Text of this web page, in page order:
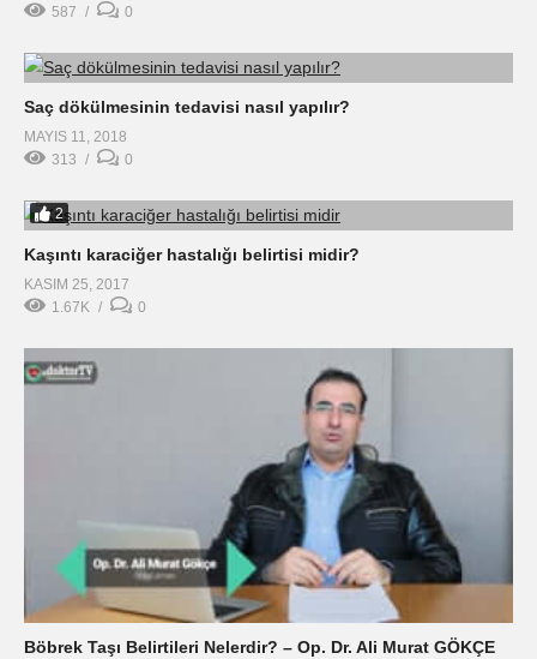
587
0
Saç dökülmesinin tedavisi nasıl yapılır?
MAYIS 11, 2018
313
0
2
Kaşıntı karaciğer hastalığı belirtisi midir?
KASIM 25, 2017
1.67K
0
Böbrek Taşı Belirtileri Nelerdir? – Op. Dr. Ali Murat GÖKÇE